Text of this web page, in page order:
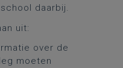
daarbij.
uit:
over de
moeten